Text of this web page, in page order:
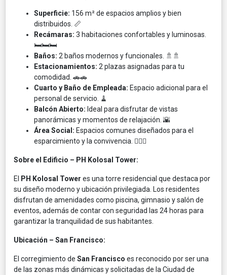
Superficie: 156 m² de espacios amplios y bien
distribuidos. 📏
Recámaras: 3 habitaciones confortables y luminosas.
🛏️🛏️🛏️
Baños: 2 baños modernos y funcionales. 🚿🚿
Estacionamientos: 2 plazas asignadas para tu
comodidad. 🚗🚗
Cuarto y Baño de Empleada: Espacio adicional para el
personal de servicio. 🧹
Balcón Abierto: Ideal para disfrutar de vistas
panorámicas y momentos de relajación. 🌇
Área Social: Espacios comunes diseñados para el
esparcimiento y la convivencia. 🏊‍♂️🎉
Sobre el Edificio – PH Kolosal Tower:
El PH Kolosal Tower es una torre residencial que destaca por
su diseño moderno y ubicación privilegiada. Los residentes
disfrutan de amenidades como piscina, gimnasio y salón de
eventos, además de contar con seguridad las 24 horas para
garantizar la tranquilidad de sus habitantes.
Ubicación – San Francisco:
El corregimiento de San Francisco es reconocido por ser una
de las zonas más dinámicas y solicitadas de la Ciudad de